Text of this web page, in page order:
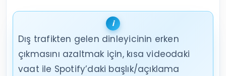
Dış trafikten gelen dinleyicinin erken
çıkmasını azaltmak için, kısa videodaki
vaat ile Spotify’daki başlık/açıklama